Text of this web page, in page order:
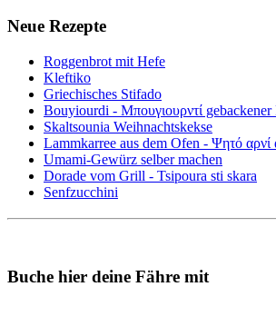
Neue Rezepte
Roggenbrot mit Hefe
Kleftiko
Griechisches Stifado
Bouyiourdi - Μπουγιουρντί
Skaltsounia Weihnachtskekse
Lammkarree aus dem Ofen - Ψητό αρνί
Umami-Gewürz selber machen
Dorade vom Grill - Tsipoura sti skara
Senfzucchini
Buche hier deine Fähre mit